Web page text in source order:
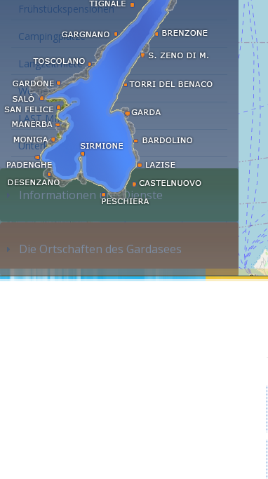
Frühstückspensionen
Campingplätze
Langzeitmiete
Wellness Hotel
LAST MINUTE
Unterkunft suchen...
Informationen und Dienste
Die Ortschaften des Gardasees